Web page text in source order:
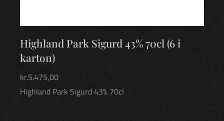
Highland Park Sigurd 43% 70cl (6 i
karton)
kr.5.475,00
Highland Park Sigurd 43% 70cl